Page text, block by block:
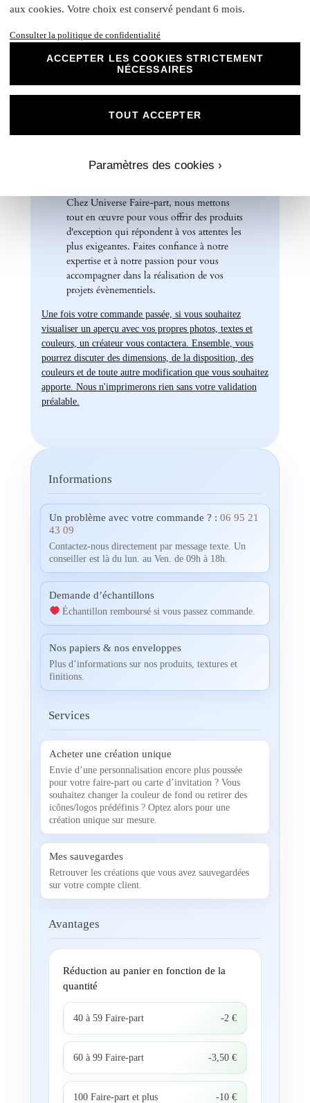
Rond collant: 4 cm
Notre papier Mat Supérieur sont le choix
invitations d'anniversaire, des cartes de
remerciements et bien plus encore. Optez
marquera l'élégance de vos évènements
spéciaux. Laissez libre cours à votre
Supérieur pour créer des souvenirs uniques
Chez Universe Faire-part, nous mettons
tout en œuvre pour vous offrir des produits
d'exception qui répondent à vos attentes les
plus exigeantes. Faites confiance à notre
expertise et à notre passion pour vous
accompagner dans la réalisation de vos
projets évènementiels.
Une fois votre commande passée, si vous souhaitez
visualiser un aperçu avec vos propres photos, textes et
couleurs, un créateur vous contactera. Ensemble, vous
pourrez discuter des dimensions, de la disposition, des
couleurs et de toute autre modification que vous souhaitez
apporte. Nous n'imprimerons rien sans votre validation
préalable.
Informations
Un problème avec votre commande ? : 06 95 21
43 09
Contactez-nous directement par message texte. Un
conseiller est là du lun. au Ven. de 09h à 18h.
Demande d’échantillons
Échantillon remboursé si vous passez commande.
Nos papiers & nos enveloppes
Plus d’informations sur nos produits, textures et
finitions.
Services
Acheter une création unique
Envie d’une personnalisation encore plus poussée
pour votre faire-part ou carte d’invitation ? Vous
souhaitez changer la couleur de fond ou retirer des
icônes/logos prédéfinis ? Optez alors pour une
création unique sur mesure.
Mes sauvegardes
Retrouver les créations que vous avez sauvegardées
sur votre compte client.
Avantages
Réduction au panier en fonction de la
quantité
40 à 59 Faire-part -2 €
60 à 99 Faire-part -3,50 €
100 Faire-part et plus -10 €
aux cookies. Votre choix est conservé pendant 6 mois.
Consulter la politique de confidentialité
ACCEPTER LES COOKIES STRICTEMENT
NÉCESSAIRES
Paramètres des cookies ›
TOUT ACCEPTER